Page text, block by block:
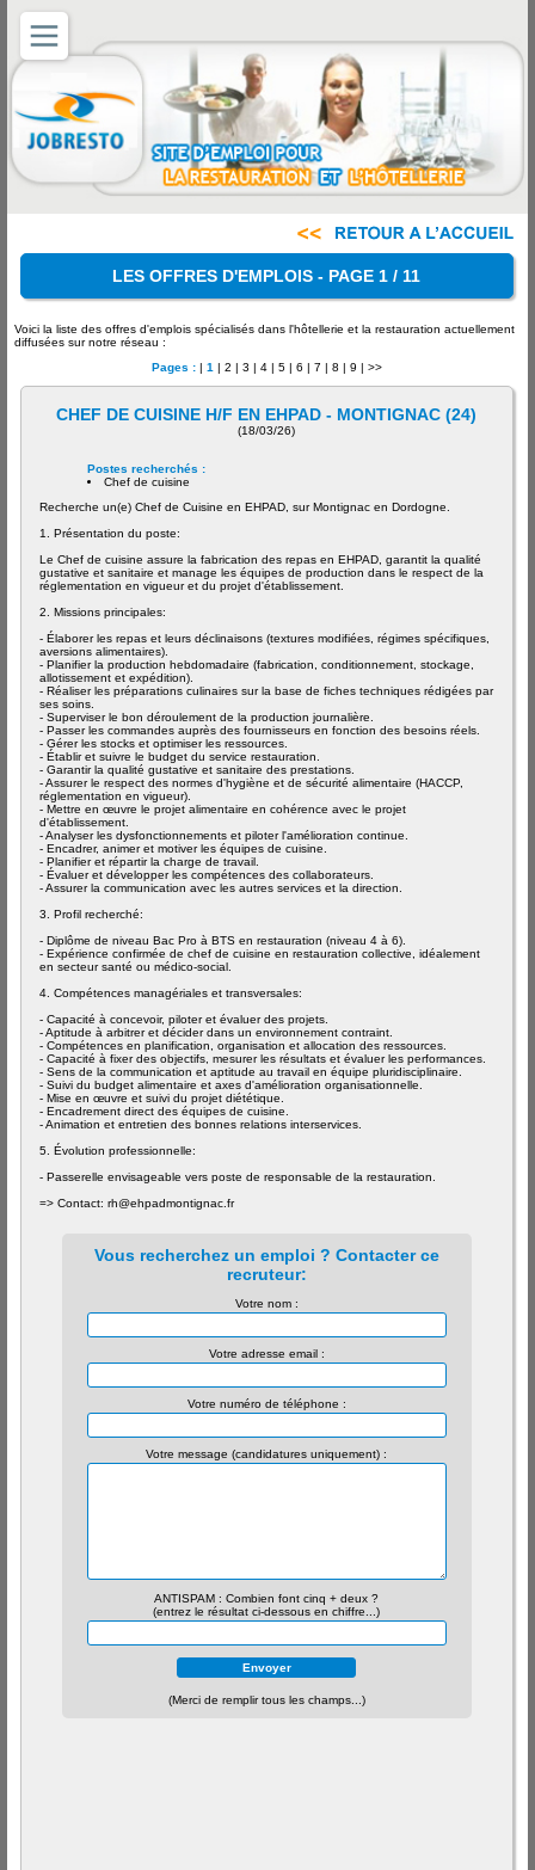
LES OFFRES D'EMPLOIS - PAGE 1 / 11
Voici la liste des offres d'emplois spécialisés dans l'hôtellerie et la restauration actuellement
diffusées sur notre réseau :
Pages : | 1 | 2 | 3 | 4| 5| 6 | 7 | 8 | 9 | >>
CHEF DE CUISINE H/F EN EHPAD - MONTIGNAC (24)
(18/03/26)
Postes recherchés :
Chef de cuisine
Recherche un(e) Chef de Cuisine en EHPAD, sur Montignac en Dordogne.
1. Présentation du poste:
Le Chef de cuisine assure la fabrication des repas en EHPAD, garantit la qualité
gustative et sanitaire et manage les équipes de production dans le respect de la
réglementation en vigueur et du projet d'établissement.
2. Missions principales:
- Élaborer les repas et leurs déclinaisons (textures modifiées, régimes spécifiques,
aversions alimentaires).
- Planifier la production hebdomadaire (fabrication, conditionnement, stockage,
allotissement et expédition).
- Réaliser les préparations culinaires sur la base de fiches techniques rédigées par
ses soins.
- Superviser le bon déroulement de la production journalière.
- Passer les commandes auprès des fournisseurs en fonction des besoins réels.
- Gérer les stocks et optimiser les ressources.
- Établir et suivre le budget du service restauration.
- Garantir la qualité gustative et sanitaire des prestations.
- Assurer le respect des normes d'hygiène et de sécurité alimentaire (HACCP,
réglementation en vigueur).
- Mettre en œuvre le projet alimentaire en cohérence avec le projet
d'établissement.
- Analyser les dysfonctionnements et piloter l'amélioration continue.
- Encadrer, animer et motiver les équipes de cuisine.
- Planifier et répartir la charge de travail.
- Évaluer et développer les compétences des collaborateurs.
- Assurer la communication avec les autres services et la direction.
3. Profil recherché:
- Diplôme de niveau Bac Pro à BTS en restauration (niveau 4 à 6).
- Expérience confirmée de chef de cuisine en restauration collective, idéalement
en secteur santé ou médico-social.
4. Compétences managériales et transversales:
- Capacité à concevoir, piloter et évaluer des projets.
- Aptitude à arbitrer et décider dans un environnement contraint.
- Compétences en planification, organisation et allocation des ressources.
- Capacité à fixer des objectifs, mesurer les résultats et évaluer les performances.
- Sens de la communication et aptitude au travail en équipe pluridisciplinaire.
- Suivi du budget alimentaire et axes d'amélioration organisationnelle.
- Mise en œuvre et suivi du projet diététique.
- Encadrement direct des équipes de cuisine.
- Animation et entretien des bonnes relations interservices.
5. Évolution professionnelle:
- Passerelle envisageable vers poste de responsable de la restauration.
=> Contact: rh@ehpadmontignac.fr
Vous recherchez un emploi ? Contacter ce
recruteur:
Votre nom :
Votre adresse email :
Votre numéro de téléphone :
Votre message (candidatures uniquement) :
ANTISPAM : Combien font cinq + deux ?
(entrez le résultat ci-dessous en chiffre...)
(Merci de remplir tous les champs...)